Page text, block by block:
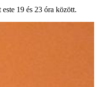
19 és 23 óra között.